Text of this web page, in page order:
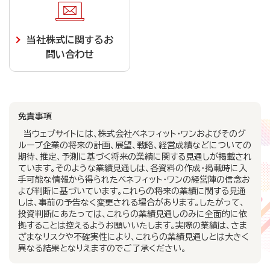
当社株式に関するお
問い合わせ
免責事項
当ウェブサイトには、株式会社ベネフィット・ワンおよびそのグ
ループ企業の将来の計画、展望、戦略、経営成績などについての
期待、推定、予測に基づく将来の業績に関する見通しが掲載され
ています。そのような業績見通しは、各資料の作成・掲載時に入
手可能な情報から得られたベネフィット・ワンの経営陣の信念お
よび判断に基づいています。これらの将来の業績に関する見通
しは、事前の予告なく変更される場合があります。したがって、
投資判断にあたっては、これらの業績見通しのみに全面的に依
拠することは控えるようお願いいたします。実際の業績は、さま
ざまなリスクや不確実性により、これらの業績見通しとは大きく
異なる結果となりえますのでご了承ください。